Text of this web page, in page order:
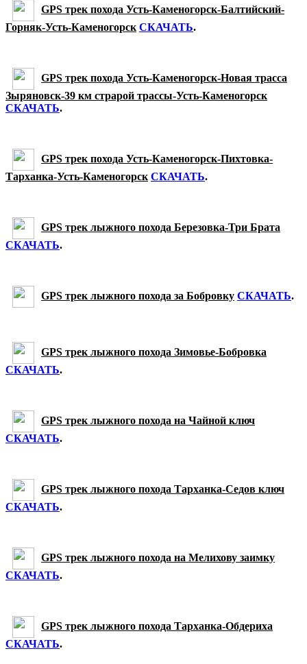
GPS трек похода Усть-Каменогорск-Балтийский-
Горняк-Усть-Каменогорск СКАЧАТЬ.
GPS трек похода Усть-Каменогорск-Новая трасса
Зыряновск-39 км страрой трассы-Усть-Каменогорск
СКАЧАТЬ.
GPS трек похода Усть-Каменогорск-Пихтовка-
Тарханка-Усть-Каменогорск СКАЧАТЬ.
GPS трек лыжного похода Березовка-Три Брата
СКАЧАТЬ.
GPS трек лыжного похода за Бобровку СКАЧАТЬ.
GPS трек лыжного похода Зимовье-Бобровка
СКАЧАТЬ.
GPS трек лыжного похода на Чайной ключ
СКАЧАТЬ.
GPS трек лыжного похода Тарханка-Седов ключ
СКАЧАТЬ.
GPS трек лыжного похода на Мелихову заимку
СКАЧАТЬ.
GPS трек лыжного похода Тарханка-Обдериха
СКАЧАТЬ.